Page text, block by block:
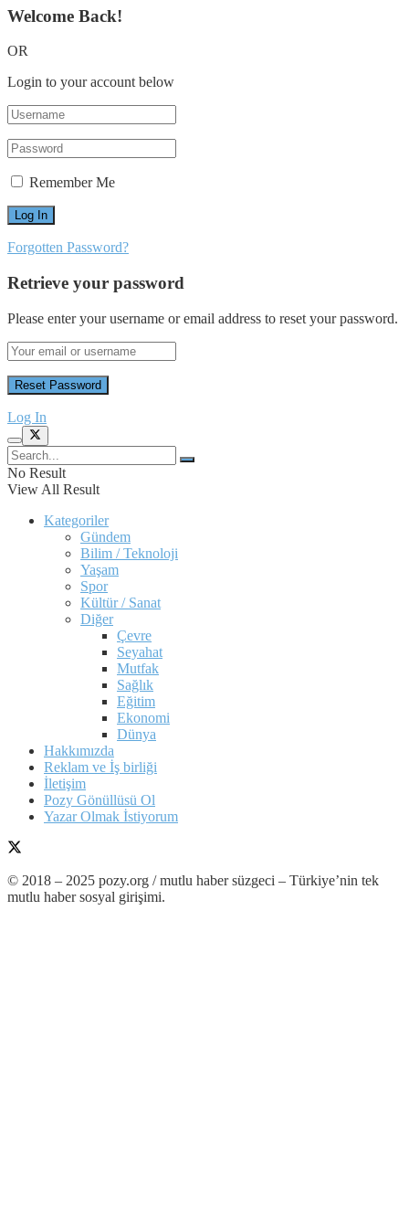
Welcome Back!
OR
Login to your account below
Remember Me
Forgotten Password?
Retrieve your password
Please enter your username or email address to reset your password.
Log In
No Result
View All Result
Kategoriler
Gündem
Bilim / Teknoloji
Yaşam
Spor
Kültür / Sanat
Diğer
Çevre
Seyahat
Mutfak
Sağlık
Eğitim
Ekonomi
Dünya
Hakkımızda
Reklam ve İş birliği
İletişim
Pozy Gönüllüsü Ol
Yazar Olmak İstiyorum
© 2018 – 2025 pozy.org / mutlu haber süzgeci – Türkiye’nin tek
mutlu haber sosyal girişimi.